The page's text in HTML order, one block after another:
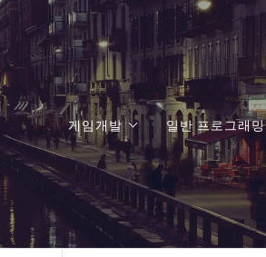
게임개발 일반 프로그래밍